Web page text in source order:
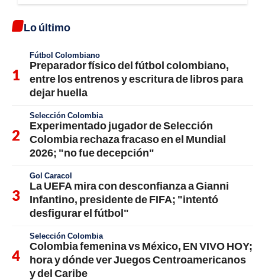
Lo último
Fútbol Colombiano
Preparador físico del fútbol colombiano,
entre los entrenos y escritura de libros para
dejar huella
Selección Colombia
Experimentado jugador de Selección
Colombia rechaza fracaso en el Mundial
2026; "no fue decepción"
Gol Caracol
La UEFA mira con desconfianza a Gianni
Infantino, presidente de FIFA; "intentó
desfigurar el fútbol"
Selección Colombia
Colombia femenina vs México, EN VIVO HOY;
hora y dónde ver Juegos Centroamericanos
y del Caribe